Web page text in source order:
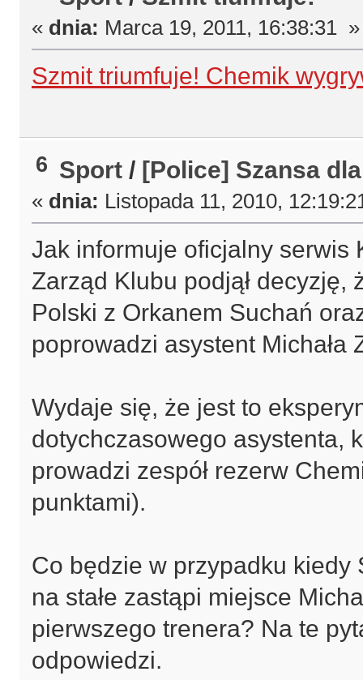
« dnia: Marca 19, 2011, 16:38:31 »
Szmit triumfuje! Chemik
6 Sport / [Police] Szansa
« dnia: Listopada 11, 2010,
Jak informuje oficjalny serwis
Zarząd Klubu podjął
Polski z Orkanem Suchań
poprowadzi asystent Michała
Wydaje się, że jest to
dotychczasowego asystenta,
prowadzi zespół rezerw
punktami).
Co będzie w przypadku kiedy
na stałe zastąpi miejsce
pierwszego trenera? Na te
odpowiedzi.